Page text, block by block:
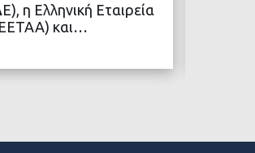
η Ελληνική Εταιρεία
και…